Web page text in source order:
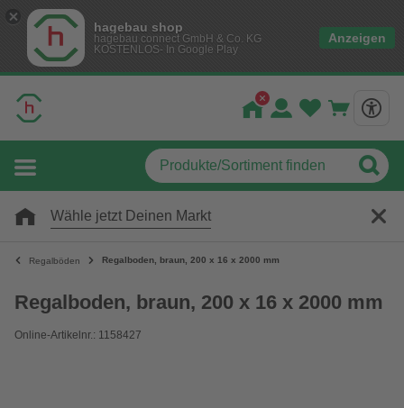
hagebau shop
hagebau connect GmbH & Co. KG
KOSTENLOS- In Google Play
Anzeigen
Wähle jetzt Deinen Markt
Regalböden Regalboden, braun, 200 x 16 x 2000 mm
Regalboden, braun, 200 x 16 x 2000 mm
Online-Artikelnr.: 1158427